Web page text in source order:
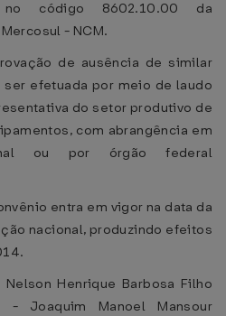
no código 8602.10.00 da
- NCM.
de ausência de similar
efetuada por meio de laudo
do setor produtivo de
com abrangência em
ou por órgão federal
entra em vigor na data da
nacional, produzindo efeitos
Henrique Barbosa Filho
- Joaquim Manoel Mansour